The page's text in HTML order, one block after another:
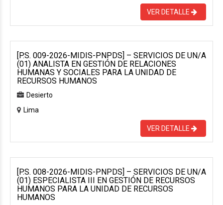
VER DETALLE
[P.S. 009-2026-MIDIS-PNPDS] – SERVICIOS DE UN/A
(01) ANALISTA EN GESTIÓN DE RELACIONES
HUMANAS Y SOCIALES PARA LA UNIDAD DE
RECURSOS HUMANOS
Desierto
Lima
VER DETALLE
[P.S. 008-2026-MIDIS-PNPDS] – SERVICIOS DE UN/A
(01) ESPECIALISTA III EN GESTIÓN DE RECURSOS
HUMANOS PARA LA UNIDAD DE RECURSOS
HUMANOS